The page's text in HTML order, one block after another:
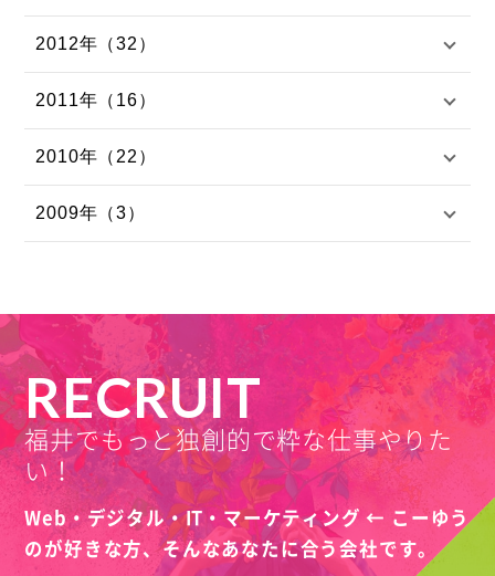
2012年（32）
2011年（16）
2010年（22）
2009年（3）
RECRUIT
福井でもっと独創的で粋な仕事やりた
い！
Web・デジタル・IT・マーケティング ← こーゆう
のが好きな方、そんなあなたに合う会社です。